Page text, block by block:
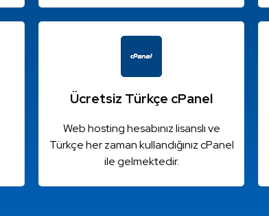
Ücretsiz Türkçe cPanel
Web hosting hesabınız lisanslı ve
Türkçe her zaman kullandığınız cPanel
ile gelmektedir.